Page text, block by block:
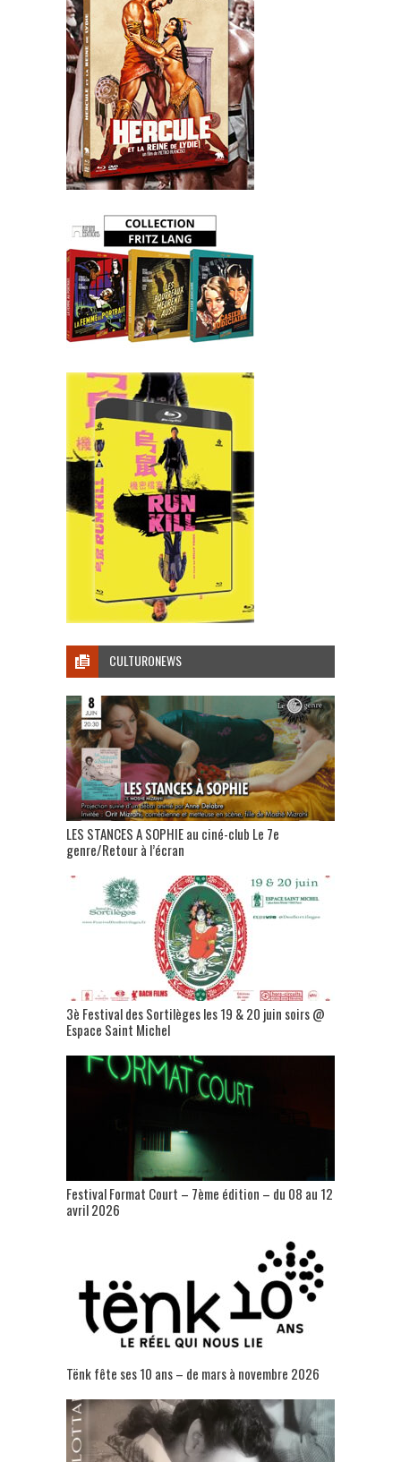
CULTURONEWS
LES STANCES A SOPHIE au ciné-club Le 7e
genre/Retour à l’écran
3è Festival des Sortilèges les 19 & 20 juin soirs @
Espace Saint Michel
Festival Format Court – 7ème édition – du 08 au 12
avril 2026
Tënk fête ses 10 ans – de mars à novembre 2026